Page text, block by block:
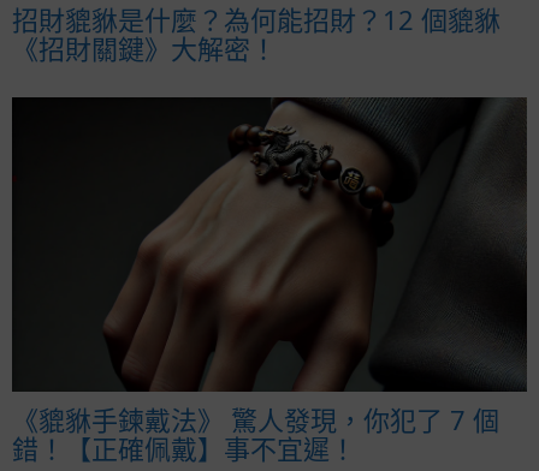
招財貔貅是什麼？為何能招財？12 個貔貅
《招財關鍵》大解密！
《貔貅手鍊戴法》 驚人發現，你犯了 7 個
錯！【正確佩戴】事不宜遲！